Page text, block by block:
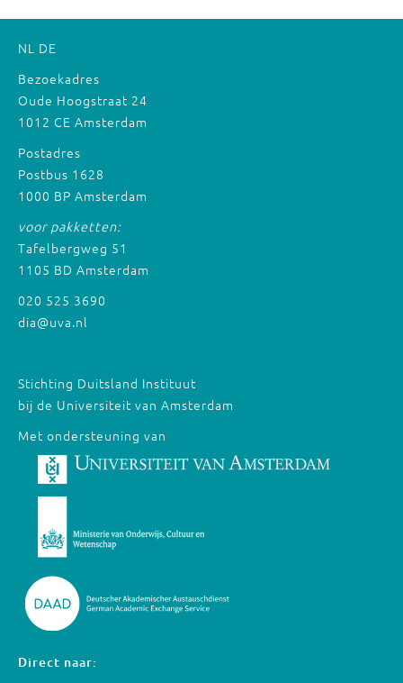
NL DE
Bezoekadres
Oude Hoogstraat 24
1012 CE Amsterdam
Postadres
Postbus 1628
1000 BP Amsterdam
voor pakketten:
Tafelbergweg 51
1105 BD Amsterdam
020 525 3690
dia@uva.nl
Stichting Duitsland Instituut
bij de Universiteit van Amsterdam
Met ondersteuning van
Direct naar: